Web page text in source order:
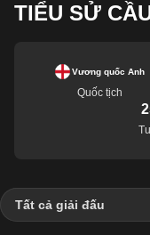
TIỂU SỬ
Vương quốc Anh
Quốc tịch
Tất cả giải đấu